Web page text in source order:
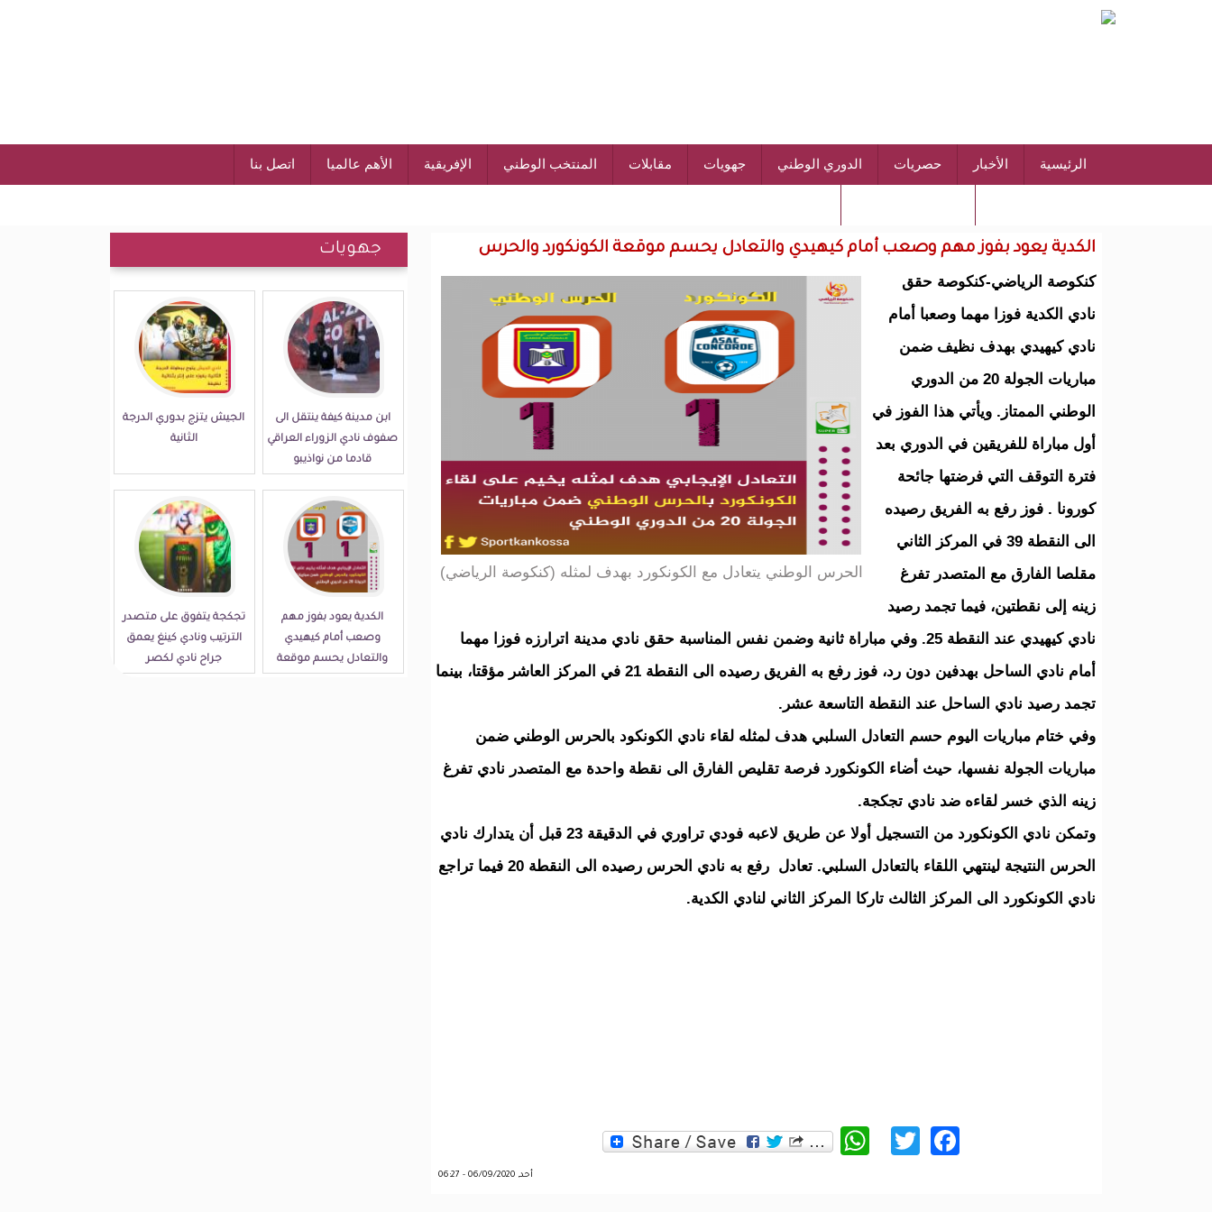
الرئيسية الأخبار حصريات الدوري الوطني جهويات مقابلات المنتخب الوطني الإفريقية الأهم عالميا اتصل بنا
الكدية يعود بفوز مهم وصعب أمام كيهيدي والتعادل يحسم موقعة الكونكورد والحرس
الحرس الوطني يتعادل مع الكونكورد بهدف لمثله (كنكوصة الرياضي)
كنكوصة الرياضي-كنكوصة حقق
نادي الكدية فوزا مهما وصعبا أمام
نادي كيهيدي بهدف نظيف ضمن
مباريات الجولة 20 من الدوري
الوطني الممتاز. ويأتي هذا الفوز في
أول مباراة للفريقين في الدوري بعد
فترة التوقف التي فرضتها جائحة
كورونا . فوز رفع به الفريق رصيده
الى النقطة 39 في المركز الثاني
مقلصا الفارق مع المتصدر تفرغ
زينه إلى نقطتين، فيما تجمد رصيد
نادي كيهيدي عند النقطة 25. وفي مباراة ثانية وضمن نفس المناسبة حقق نادي مدينة اترارزه فوزا مهما
أمام نادي الساحل بهدفين دون رد، فوز رفع به الفريق رصيده الى النقطة 21 في المركز العاشر مؤقتا، بينما
تجمد رصيد نادي الساحل عند النقطة التاسعة عشر.
وفي ختام مباريات اليوم حسم التعادل السلبي هدف لمثله لقاء نادي الكونكود بالحرس الوطني ضمن
مباريات الجولة نفسها، حيث أضاء الكونكورد فرصة تقليص الفارق الى نقطة واحدة مع المتصدر نادي تفرغ
زينه الذي خسر لقاءه ضد نادي تجكجة.
وتمكن نادي الكونكورد من التسجيل أولا عن طريق لاعبه فودي تراوري في الدقيقة 23 قبل أن يتدارك نادي
الحرس النتيجة لينتهي اللقاء بالتعادل السلبي. تعادل رفع به نادي الحرس رصيده الى النقطة 20 فيما تراجع
نادي الكونكورد الى المركز الثالث تاركا المركز الثاني لنادي الكدية.
Facebook
Twitter
WhatsApp
أحد, 06/09/2020 - 06:27
جهويات
ابن مدينة كيفة ينتقل الى
صفوف نادي الزوراء العراقي
قادما من نواذيبو
الجيش يتزج بدوري الدرجة
الثانية
الكدية يعود بفوز مهم
وصعب أمام كيهيدي
والتعادل يحسم موقعة
تجكجة يتفوق على متصدر
الترتيب ونادي كينغ يعمق
جراح نادي لكصر